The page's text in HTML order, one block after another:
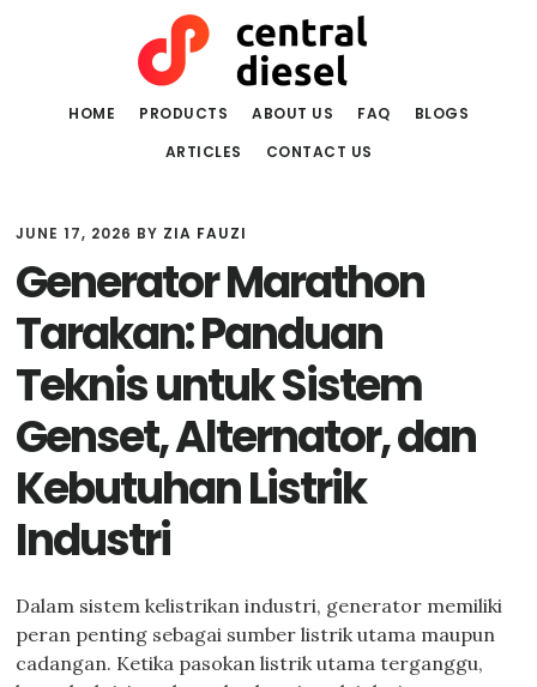
HOME PRODUCTS ABOUT US FAQ
BLOGS
ARTICLES
CONTACT US
JUNE 17, 2026 BY ZIA FAUZI
Generator Marathon
Tarakan: Panduan
Teknis untuk Sistem
Genset, Alternator, dan
Kebutuhan Listrik
Industri
Dalam sistem kelistrikan industri, generator memiliki
peran penting sebagai sumber listrik utama maupun
cadangan. Ketika pasokan listrik utama terganggu,